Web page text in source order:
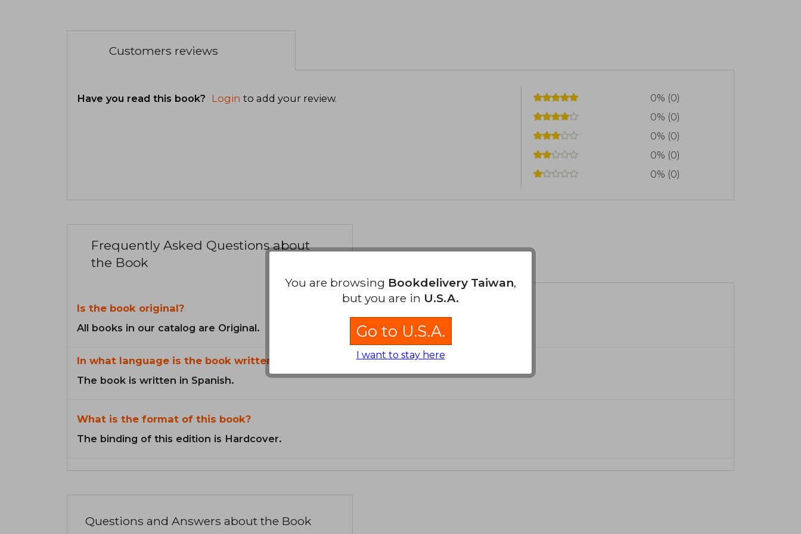
Customers reviews
Have you read this book? Login to add your review.
0% (0)
0% (0)
0% (0)
0% (0)
0% (0)
Frequently Asked Questions about
the Book
Is the book original?
All books in our catalog are Original.
In what language is the book written?
The book is written in Spanish.
What is the format of this book?
The binding of this edition is Hardcover.
Questions and Answers about the Book
You are browsing Bookdelivery Taiwan,
but you are in U.S.A.
Go to U.S.A.
I want to stay here